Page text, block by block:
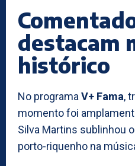
destacam
histórico
No programa V+ Fama,
momento foi
Silva Martins sublinhou
porto-riquenho na